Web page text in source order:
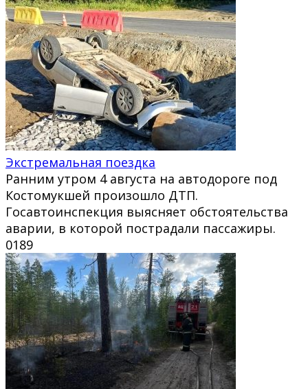
Экстремальная поездка
Ранним утром 4 августа на автодороге под
Костомукшей произошло ДТП.
Госавтоинспекция выясняет обстоятельства
аварии, в которой пострадали пассажиры.
0189